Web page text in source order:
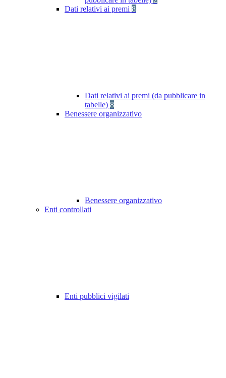
Dati relativi ai premi 8
Dati relativi ai premi (da pubblicare in
tabelle) 8
Benessere organizzativo
Benessere organizzativo
Enti controllati
Enti pubblici vigilati